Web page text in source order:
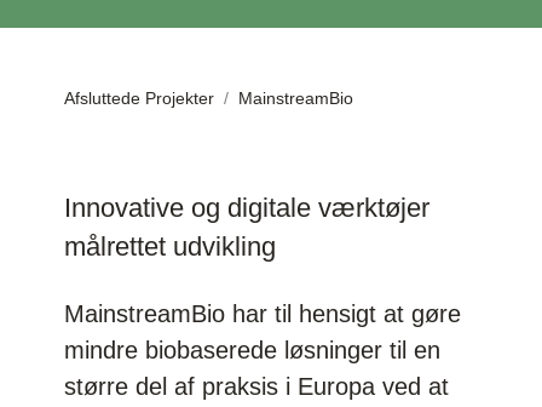
Afsluttede Projekter MainstreamBio
Innovative og digitale værktøjer
målrettet udvikling
MainstreamBio har til hensigt at gøre
mindre biobaserede løsninger til en
større del af praksis i Europa ved at